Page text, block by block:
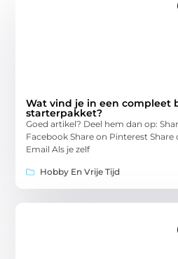
Wat vind je in een compleet
starterpakket?
Goed artikel? Deel hem dan op:
Facebook Share on Pinterest Share
Email Als je zelf
Hobby En Vrije Tijd